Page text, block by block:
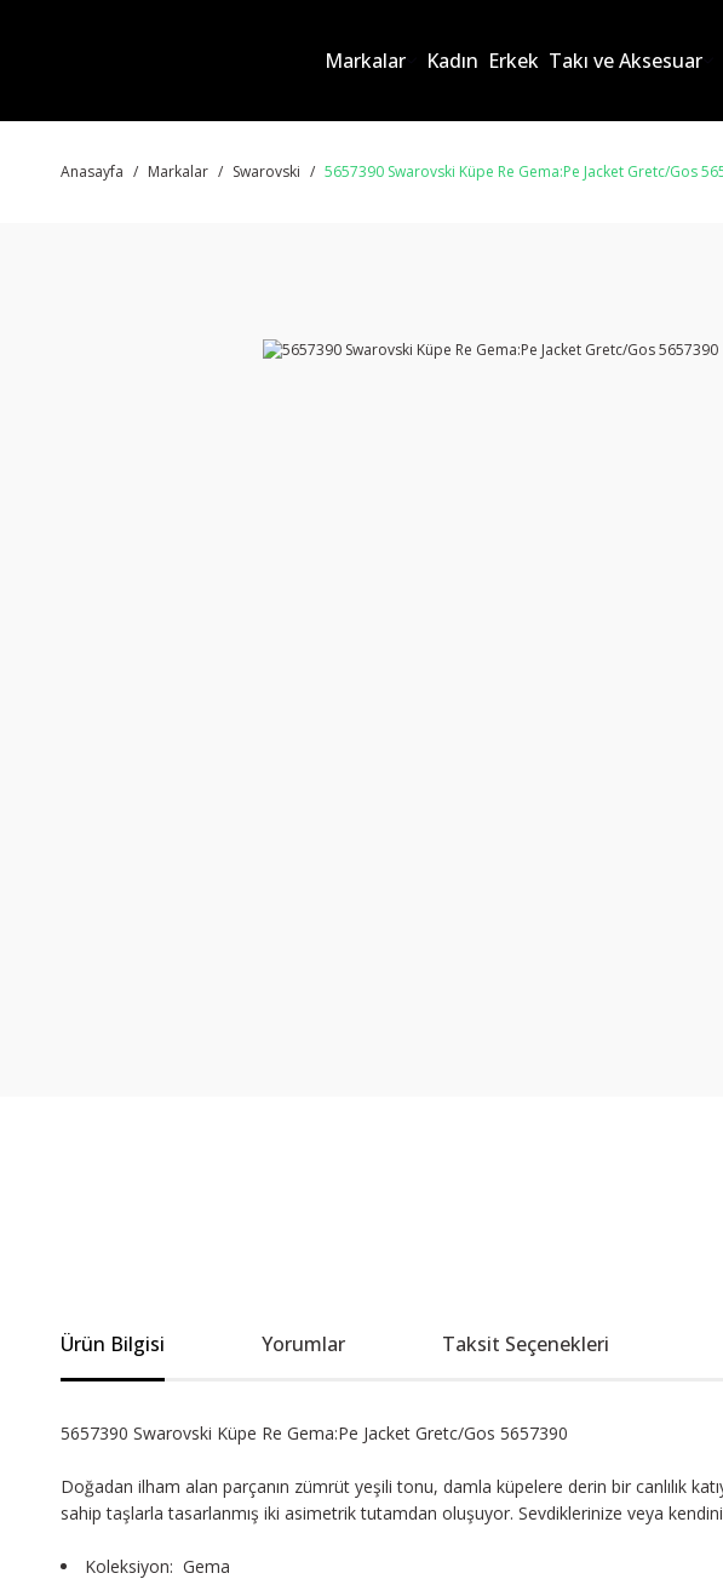
Markalar Kadın Erkek Takı ve Aksesuar
Anasayfa Markalar Swarovski 5657390 Swarovski Küpe Re Gema:Pe Jacket Gretc/Gos
Ürün Bilgisi Yorumlar Taksit Seçenekleri
5657390 Swarovski Küpe Re Gema:Pe Jacket Gretc/Gos 5657390
Doğadan ilham alan parçanın zümrüt yeşili tonu, damla küpelere derin bir canlılık
sahip taşlarla tasarlanmış iki asimetrik tutamdan oluşuyor. Sevdiklerinize veya
Koleksiyon: Gema